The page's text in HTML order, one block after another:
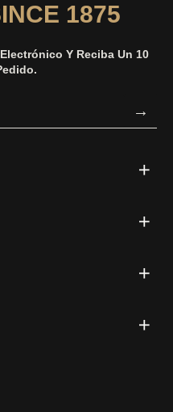
1875
Y Reciba Un 10
→